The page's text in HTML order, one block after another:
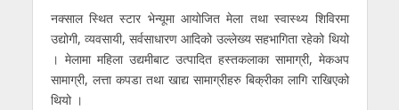
नक्साल स्थित स्टार भेन्यूमा आयोजित मेला तथा स्वास्थ्य शिविरमा
उद्योगी, व्यवसायी, सर्वसाधारण आदिको उल्लेख्य सहभागिता रहेको थियो
। मेलामा महिला उद्यमीबाट उत्पादित हस्तकलाका सामाग्री, मेकअप
सामाग्री, लत्ता कपडा तथा खाद्य सामाग्रीहरु बिक्रीका लागि राखिएको
थियो ।